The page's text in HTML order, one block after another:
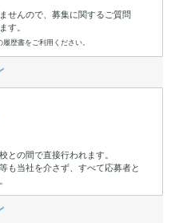
せんので、募集に関するご質問
す。
歴書をご利用ください。
との間で直接行われます。
も当社を介さず、すべて応募者と